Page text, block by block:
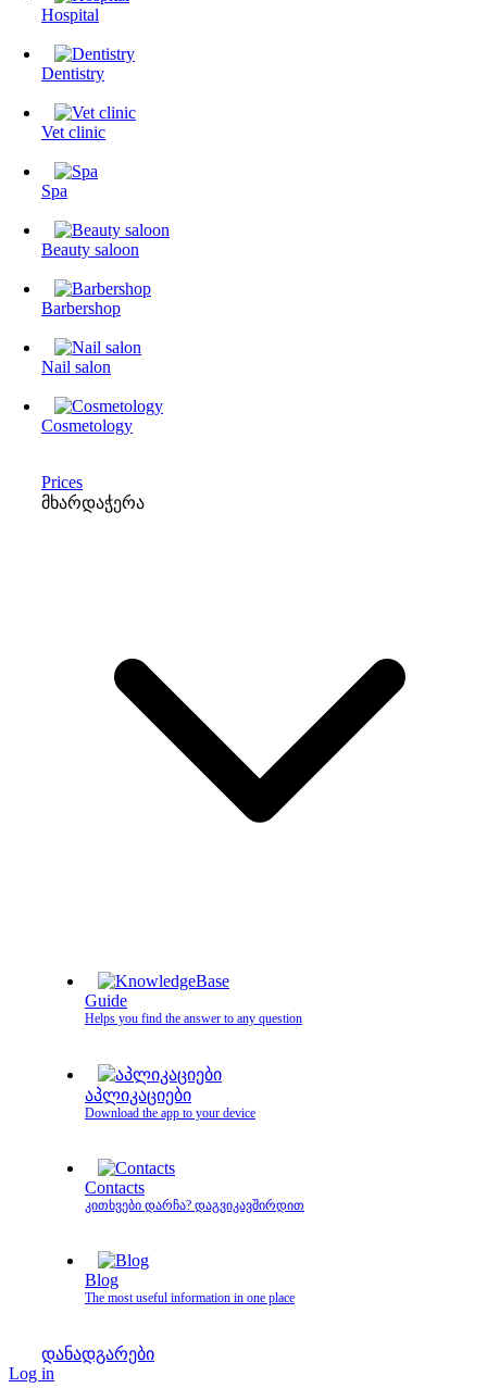
Hospital
Dentistry
Vet clinic
Spa
Beauty saloon
Barbershop
Nail salon
Cosmetology
Prices
მხარდაჭერა
Guide
Helps you find the answer to any question
აპლიკაციები
Download the app to your device
Contacts
კითხვები დარჩა? დაგვიკავშირდით
Blog
The most useful information in one place
დანადგარები
Log in